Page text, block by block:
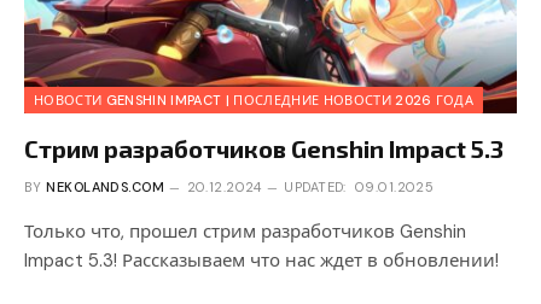
НОВОСТИ GENSHIN IMPACT | ПОСЛЕДНИЕ НОВОСТИ 2026 ГОДА
Стрим разработчиков Genshin Impact 5.3
BY NEKOLANDS.COM 20.12.2024 UPDATED: 09.01.2025
Только что, прошел стрим разработчиков Genshin
Impact 5.3! Рассказываем что нас ждет в обновлении!